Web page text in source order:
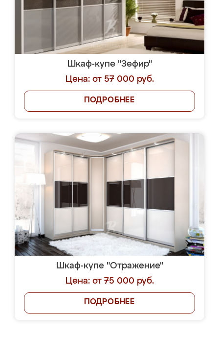
Шкаф-купе "Зефир"
Цена: от 57 000 руб.
ПОДРОБНЕЕ
Шкаф-купе "Отражение"
Цена: от 75 000 руб.
ПОДРОБНЕЕ